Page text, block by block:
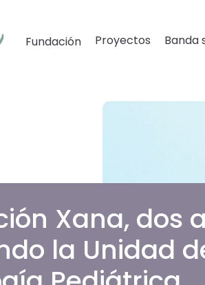
Fundación Proyectos Banda
Xana, dos
la Unidad